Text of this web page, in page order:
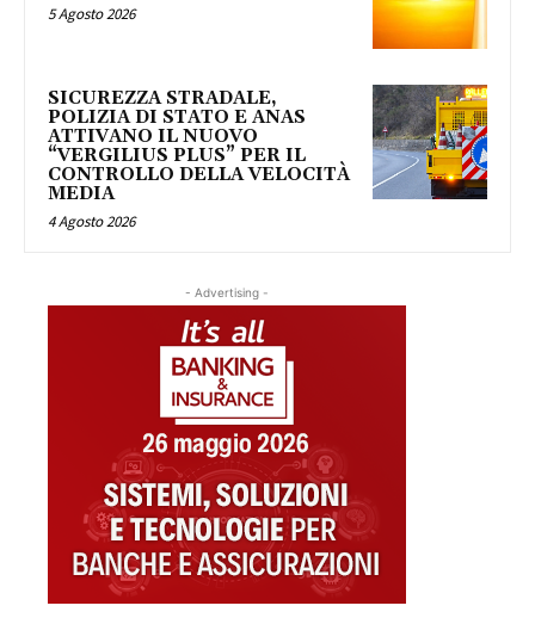
5 Agosto 2026
SICUREZZA STRADALE,
POLIZIA DI STATO E ANAS
ATTIVANO IL NUOVO
“VERGILIUS PLUS” PER IL
CONTROLLO DELLA VELOCITÀ
MEDIA
4 Agosto 2026
- Advertising -